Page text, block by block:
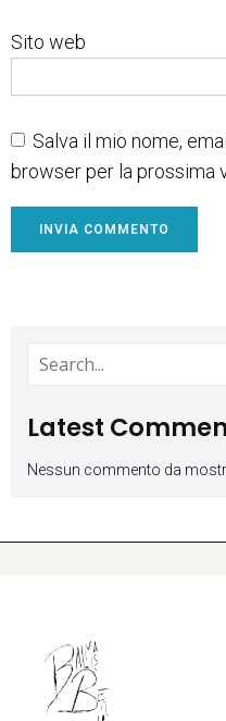
Sito web
Salva il mio nome,
browser per la prossima
Latest
Nessun commento da